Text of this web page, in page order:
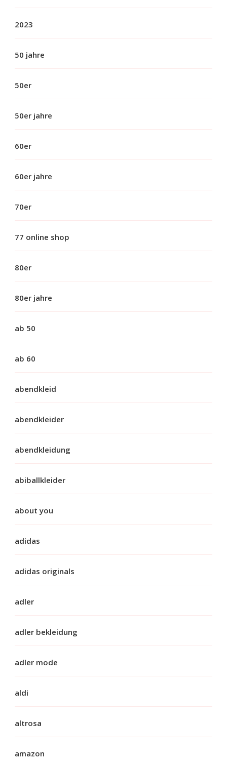
2023
50 jahre
50er
50er jahre
60er
60er jahre
70er
77 online shop
80er
80er jahre
ab 50
ab 60
abendkleid
abendkleider
abendkleidung
abiballkleider
about you
adidas
adidas originals
adler
adler bekleidung
adler mode
aldi
altrosa
amazon